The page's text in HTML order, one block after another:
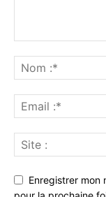
Enregistrer mon